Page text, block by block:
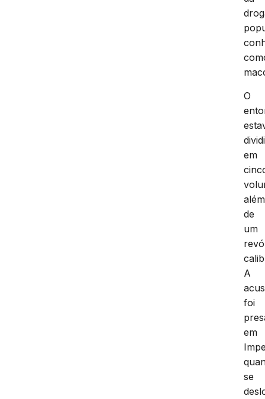
O
em
além
de
um
A
foi
em
se